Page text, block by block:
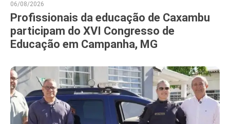
06/08/2026
Profissionais da educação de Caxambu
participam do XVI Congresso de
Educação em Campanha, MG